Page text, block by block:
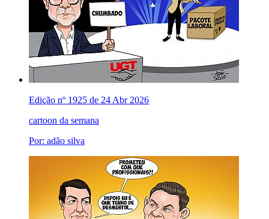
Edição nº 1925 de 24 Abr 2026
cartoon da semana
Por: adão silva